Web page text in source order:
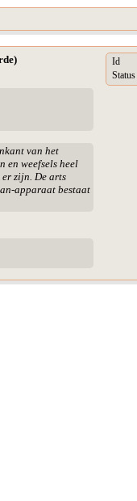
van het
en weefsels heel
zijn. De arts
apparaat bestaat
Id
Status